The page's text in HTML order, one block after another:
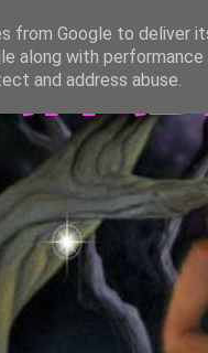
from Google to deliver
along with
and address abuse.